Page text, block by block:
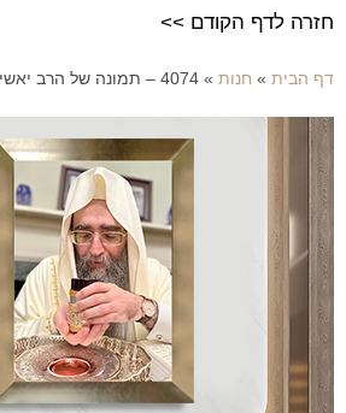
חזרה לדף הקודם >>
דף הבית » חנות » 4074 – תמונה של הרב יאשיהו פינטו מחזיק כוס של קידוש